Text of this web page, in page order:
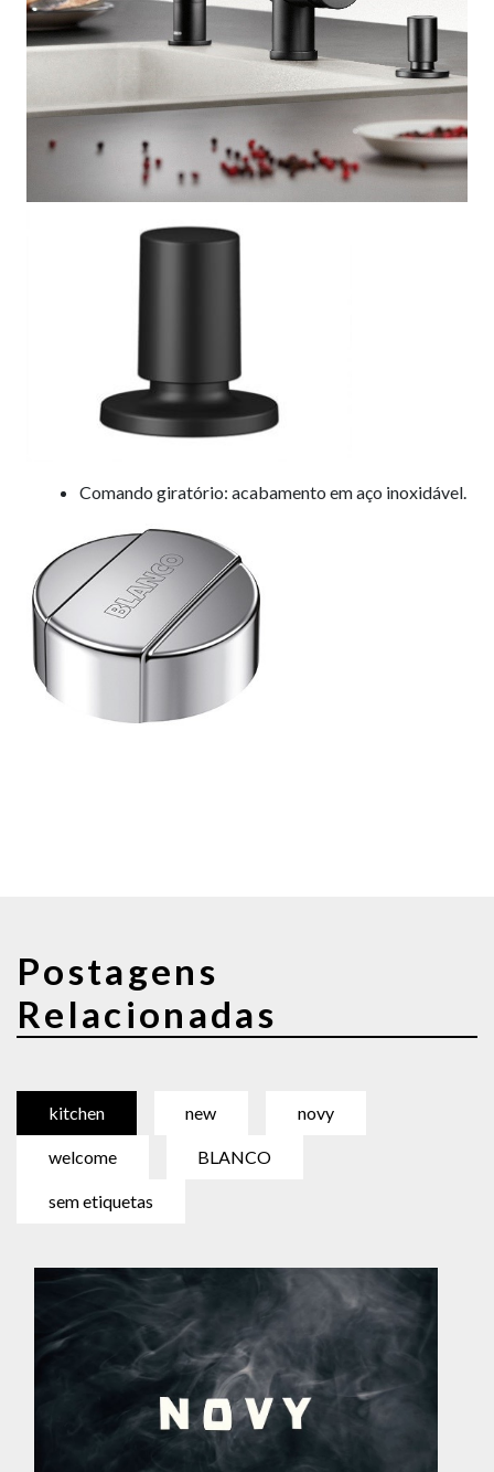
Comando giratório: acabamento em aço inoxidável.
Postagens
Relacionadas
kitchen new novy
welcome BLANCO
sem etiquetas